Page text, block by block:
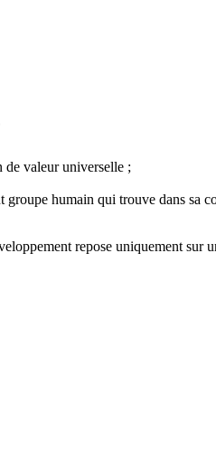
de valeur universelle ;
humain qui trouve dans sa
repose uniquement